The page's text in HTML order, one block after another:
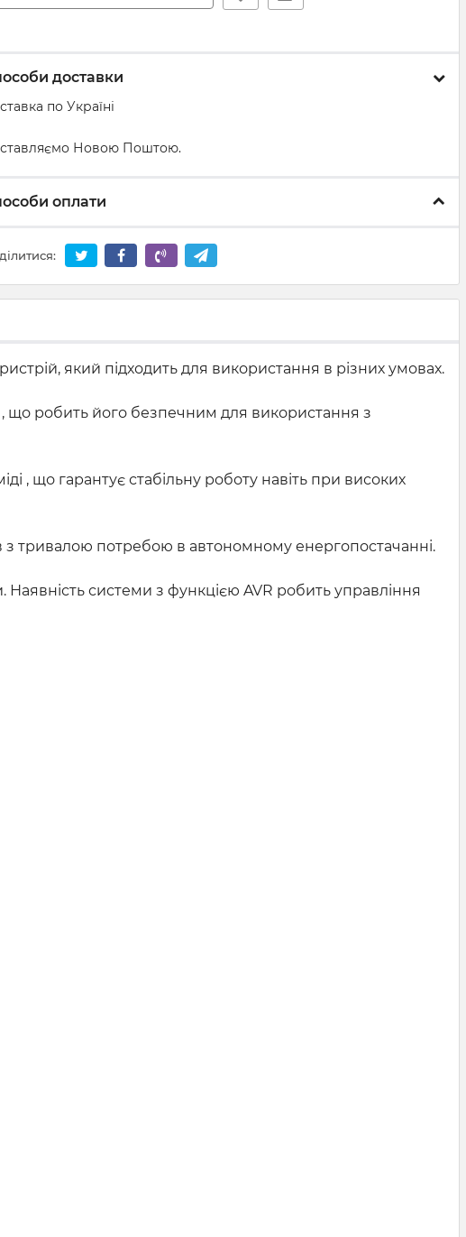
доставки
по Україні
Новою Поштою.
оплати
який підходить для використання в різних умовах.
, що робить його безпечним для використання з
, що гарантує стабільну роботу навіть при високих
з тривалою потребою в автономному енергопостачанні.
системи з функцією AVR робить управління